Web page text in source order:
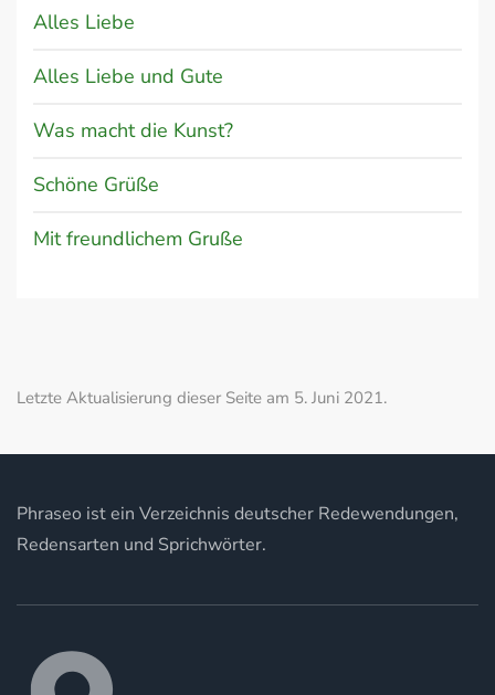
Alles Liebe
Alles Liebe und Gute
Was macht die Kunst?
Schöne Grüße
Mit freundlichem Gruße
Letzte Aktualisierung dieser Seite am 5. Juni 2021.
Phraseo ist ein Verzeichnis deutscher Redewendungen,
Redensarten und Sprichwörter.